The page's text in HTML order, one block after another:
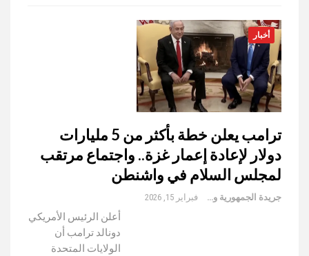
أخبار
ترامب يعلن خطة بأكثر من 5 مليارات
دولار لإعادة إعمار غزة.. واجتماع مرتقب
لمجلس السلام في واشنطن
جريدة الجمهورية والعالم فبراير 15, 2026
أعلن الرئيس الأمريكي
دونالد ترامب أن
الولايات المتحدة